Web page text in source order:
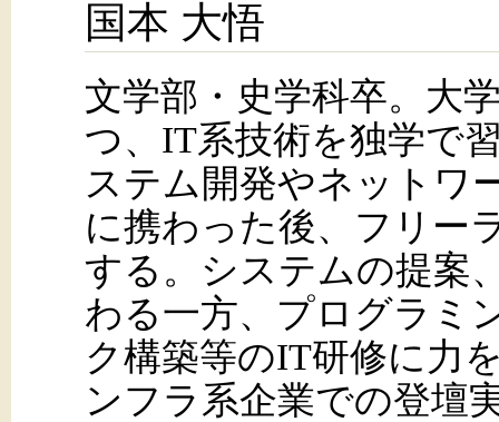
国本 大悟
文学部・史学科卒。大
つ、IT系技術を独学で
ステム開発やネットワ
に携わった後、フリー
する。システムの提案
わる一方、プログラミ
ク構築等のIT研修に力
ンフラ系企業での登壇